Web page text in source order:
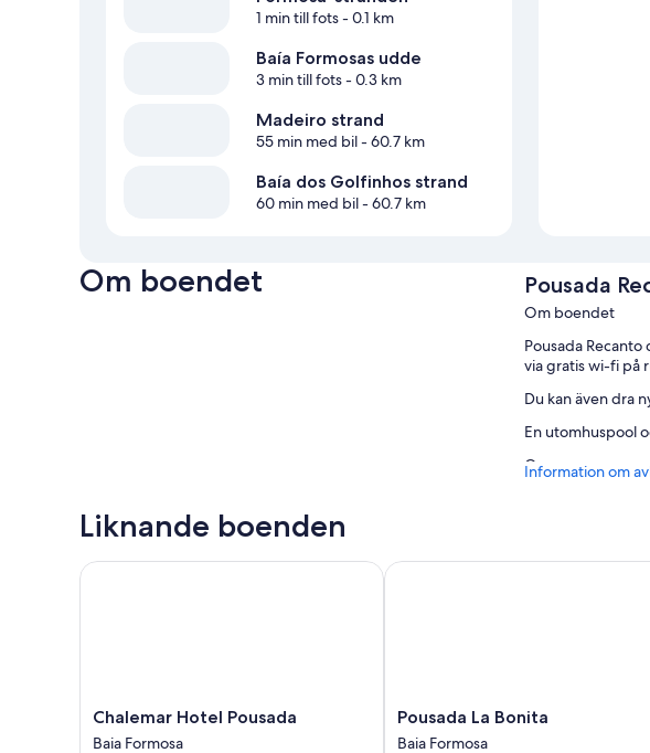
1 min till fots- 0.1 km
Baía Formosas udde
3 min till fots- 0.3 km
Madeiro strand
55 min med bil- 60.7 km
Baía dos Golfinhos strand
60 min med bil- 60.7 km
Om boendet Pousada
Om boendet
Pousada
via gratis wi-fi på
Du kan även dra
En utomhuspool
Om rummen
Information om
Liknande boenden
Chalemar
Hotel
Chalemar Hotel Pousada
Baia Formosa
Chalemar Hotel Pousada
Pousada
La
Pousada La Bonita
Baia Formosa
Pousada La Bonita